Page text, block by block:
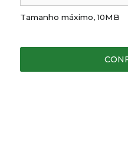
Tamanho máximo, 10MB